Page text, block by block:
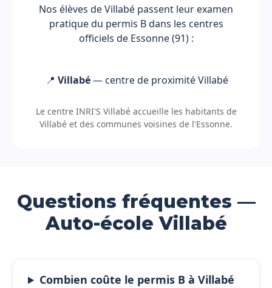
Nos élèves de Villabé passent leur examen
pratique du permis B dans les centres
officiels de Essonne (91) :
📍 Villabé— centre de proximité Villabé
Le centre INRI'S Villabé accueille les habitants de
Villabé et des communes voisines de l'Essonne.
Questions fréquentes —
Auto-école Villabé
Combien coûte le permis B à Villabé